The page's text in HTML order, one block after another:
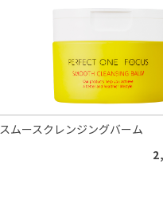
スムースクレンジングバーム